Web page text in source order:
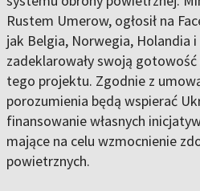
Rustem Umerow, ogłosił na
jak Belgia, Norwegia, Holandia
zadeklarowały swoją gotowość
tego projektu. Zgodnie z
porozumienia będą wspierać
finansowanie własnych
mające na celu wzmocnienie
powietrznych.